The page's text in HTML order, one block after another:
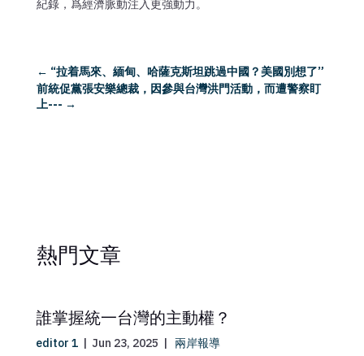
紀錄，爲經濟脈動注入更強動力。
← “拉着馬來、緬甸、哈薩克斯坦跳過中國？美國別想了”
前統促黨張安樂總裁，因參與台灣洪門活動，而遭警察盯
上--- →
熱門文章
誰掌握統一台灣的主動權？
editor 1 | Jun 23, 2025 | 兩岸報導